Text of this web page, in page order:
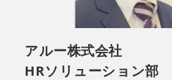
アルー株式会社
HRソリューション部